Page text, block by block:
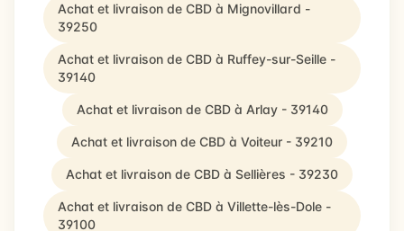
Achat et livraison de CBD à Mignovillard -
39250
Achat et livraison de CBD à Ruffey-sur-Seille -
39140
Achat et livraison de CBD à Arlay - 39140
Achat et livraison de CBD à Voiteur - 39210
Achat et livraison de CBD à Sellières - 39230
Achat et livraison de CBD à Villette-lès-Dole -
39100